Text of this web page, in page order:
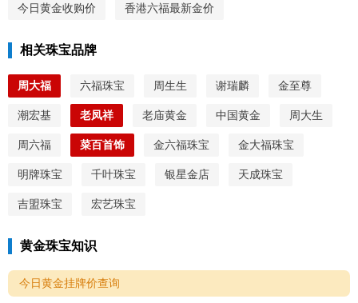
今日黄金收购价 香港六福最新金价
相关珠宝品牌
周大福 六福珠宝 周生生 谢瑞麟 金至尊
潮宏基 老凤祥 老庙黄金 中国黄金 周大生
周六福 菜百首饰 金六福珠宝 金大福珠宝
明牌珠宝 千叶珠宝 银星金店 天成珠宝
吉盟珠宝 宏艺珠宝
黄金珠宝知识
今日黄金挂牌价查询